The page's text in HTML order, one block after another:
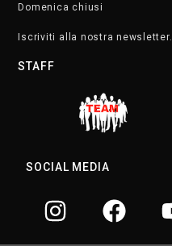
Domenica chiusi
Iscriviti alla nostra newsletter.
STAFF
SOCIAL MEDIA